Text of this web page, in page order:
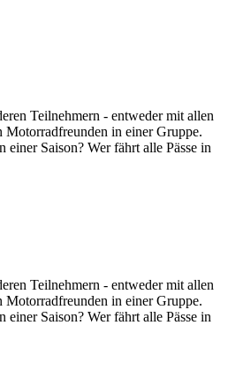
Teilnehmern - entweder mit allen
in einer Gruppe.
einer Saison? Wer fährt alle Pässe in
Teilnehmern - entweder mit allen
in einer Gruppe.
einer Saison? Wer fährt alle Pässe in